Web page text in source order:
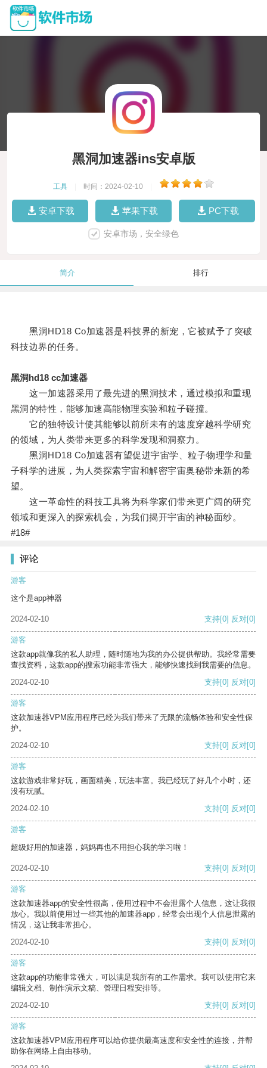
黑洞加速器ins安卓版
工具 时间：2024-02-10
安卓下载 苹果下载 PC下载
安卓市场，安全绿色
简介 排行
黑洞HD18 Co加速器是科技界的新宠，它被赋予了突破
科技边界的任务。
黑洞hd18 cc加速器
这一加速器采用了最先进的黑洞技术，通过模拟和重现
黑洞的特性，能够加速高能物理实验和粒子碰撞。
它的独特设计使其能够以前所未有的速度穿越科学研究
的领域，为人类带来更多的科学发现和洞察力。
黑洞HD18 Co加速器有望促进宇宙学、粒子物理学和量
子科学的进展，为人类探索宇宙和解密宇宙奥秘带来新的希
望。
这一革命性的科技工具将为科学家们带来更广阔的研究
领域和更深入的探索机会，为我们揭开宇宙的神秘面纱。
#18#
评论
游客
这个是app神器
2024-02-10 支持[0] 反对[0]
游客
这款app就像我的私人助理，随时随地为我的办公提供帮助。我经常需要
查找资料，这款app的搜索功能非常强大，能够快速找到我需要的信息。
2024-02-10
支持[0] 反对[0]
游客
这款加速器VPM应用程序已经为我们带来了无限的流畅体验和安全性保
护。
2024-02-10
支持[0] 反对[0]
游客
这款游戏非常好玩，画面精美，玩法丰富。我已经玩了好几个小时，还
没有玩腻。
2024-02-10
支持[0] 反对[0]
游客
超级好用的加速器，妈妈再也不用担心我的学习啦！
2024-02-10 支持[0] 反对[0]
游客
这款加速器app的安全性很高，使用过程中不会泄露个人信息，这让我很
放心。我以前使用过一些其他的加速器app，经常会出现个人信息泄露的
情况，这让我非常担心。
2024-02-10
支持[0] 反对[0]
游客
这款app的功能非常强大，可以满足我所有的工作需求。我可以使用它来
编辑文档、制作演示文稿、管理日程安排等。
2024-02-10
支持[0] 反对[0]
游客
这款加速器VPM应用程序可以给你提供最高速度和安全性的连接，并帮
助你在网络上自由移动。